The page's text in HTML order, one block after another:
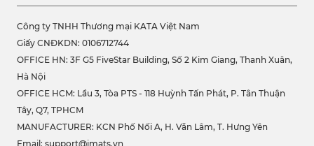
Công ty TNHH Thương mại KATA Việt Nam
Giấy CNĐKDN: 0106712744
OFFICE HN: 3F G5 FiveStar Building, Số 2 Kim Giang, Thanh Xuân,
Hà Nội
OFFICE HCM: Lầu 3, Tòa PTS - 118 Huỳnh Tấn Phát, P. Tân Thuận
Tây, Q7, TPHCM
MANUFACTURER: KCN Phố Nối A, H. Văn Lâm, T. Hưng Yên
Email: support@imats.vn